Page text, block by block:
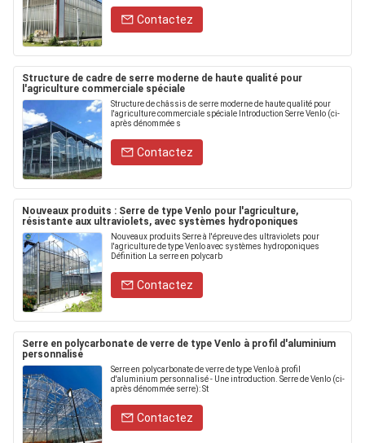
Contactez
Structure de cadre de serre moderne de haute qualité pour
l'agriculture commerciale spéciale
Structure de châssis de serre moderne de haute qualité pour
l'agriculture commerciale spéciale Introduction Serre Venlo (ci-
après dénommée s
Contactez
Nouveaux produits : Serre de type Venlo pour l'agriculture,
résistante aux ultraviolets, avec systèmes hydroponiques
Nouveaux produits Serre à l'épreuve des ultraviolets pour
l'agriculture de type Venlo avec systèmes hydroponiques
Définition La serre en polycarb
Contactez
Serre en polycarbonate de verre de type Venlo à profil d'aluminium
personnalisé
Serre en polycarbonate de verre de type Venlo à profil
d'aluminium personnalisé - Une introduction. Serre de Venlo (ci-
après dénommée serre): St
Contactez